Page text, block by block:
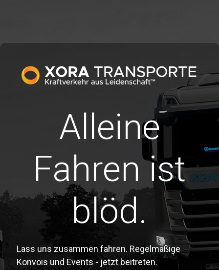
Alleine
Fahren ist
blöd.
Lass uns zusammen fahren. Regelmäßige
Konvois und Events - jetzt beitreten.